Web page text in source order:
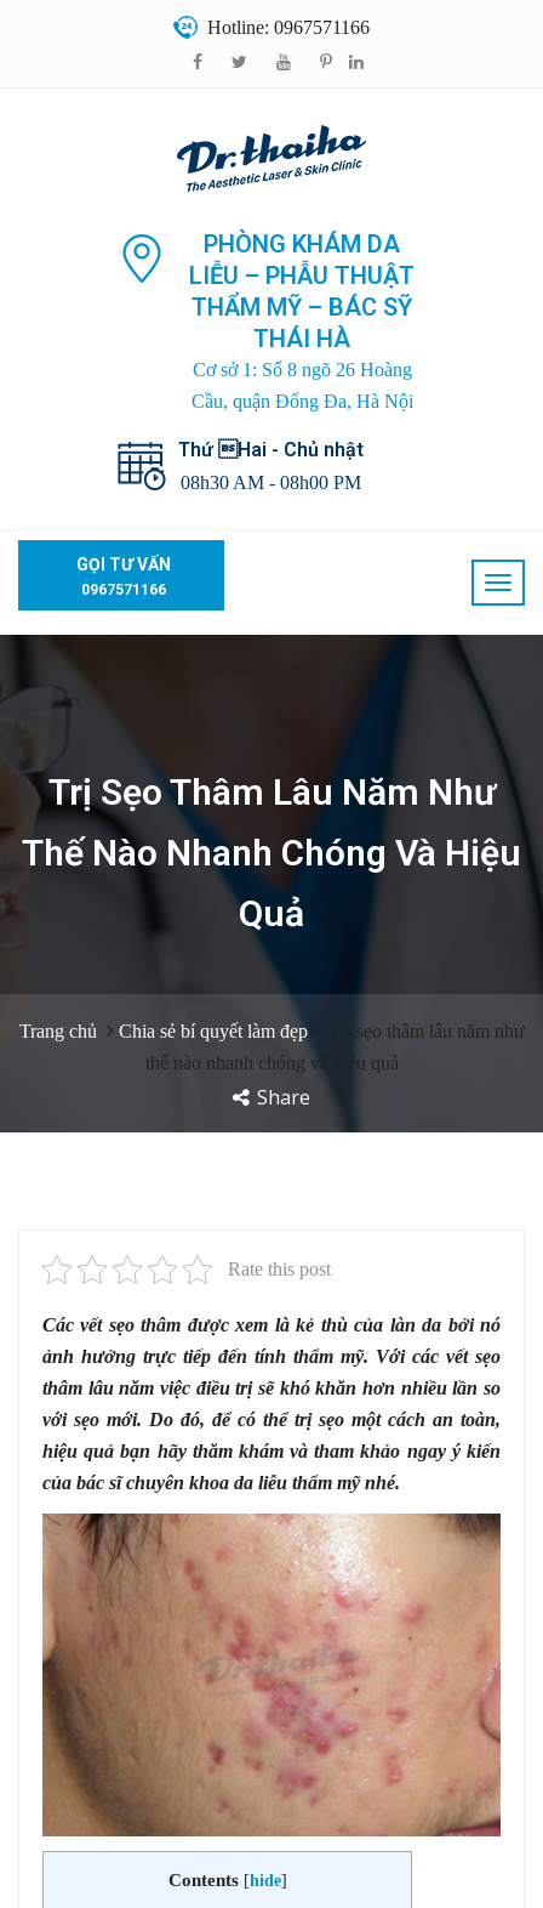
Hotline: 0967571166
PHÒNG KHÁM DA
LIỄU – PHẪU THUẬT
THẨM MỸ – BÁC SỸ
THÁI HÀ
Cơ sở 1: Số 8 ngõ 26 Hoàng
Cầu, quận Đống Đa, Hà Nội
Thứ Hai - Chủ nhật
08h30 AM - 08h00 PM
GỌI TƯ VẤN
0967571166
Trị Sẹo Thâm Lâu Năm Như
Thế Nào Nhanh Chóng Và Hiệu
Quả
Trang chủ Chia sẻ bí quyết làm đẹp
Trị sẹo thâm lâu năm như
thế nào nhanh chóng và hiệu quả
Share
Rate this post
Các vết sẹo thâm được xem là kẻ thù của làn da bởi nó
ảnh hưởng trực tiếp đến tính thẩm mỹ. Với các vết sẹo
thâm lâu năm việc điều trị sẽ khó khăn hơn nhiều lần so
với sẹo mới. Do đó, để có thể trị sẹo một cách an toàn,
hiệu quả bạn hãy thăm khám và tham khảo ngay ý kiến
của bác sĩ chuyên khoa da liễu thẩm mỹ nhé.
Contents [hide]